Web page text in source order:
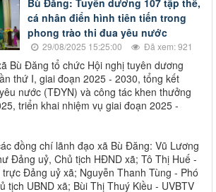
Bù Đăng: Tuyên dương 107 tập thể,
cá nhân điển hình tiên tiến trong
phong trào thi đua yêu nước
29/08/2025 15:25:00 Đã xem: 921
Bù Đăng tổ chức Hội nghị tuyên dương
thứ I, giai đoạn 2025 - 2030, tổng kết
nước (TĐYN) và công tác khen thưởng
triển khai nhiệm vụ giai đoạn 2025 -
đồng chí lãnh đạo xã Bù Đăng: Vũ Lương
Đảng uỷ, Chủ tịch HĐND xã; Tô Thị Huế -
Đảng uỷ xã; Nguyễn Thanh Tùng - Phó
tịch UBND xã; Bùi Thị Thuý Kiều - UVBTV